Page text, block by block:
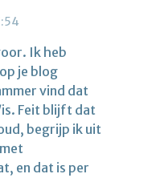
Ik heb
je blog
vind dat
Feit blijft dat
begrijp ik uit
en dat is per